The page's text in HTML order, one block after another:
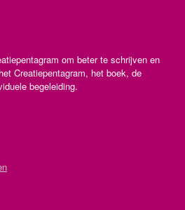
om beter te schrijven en
Creatiepentagram, het boek, de
begeleiding.